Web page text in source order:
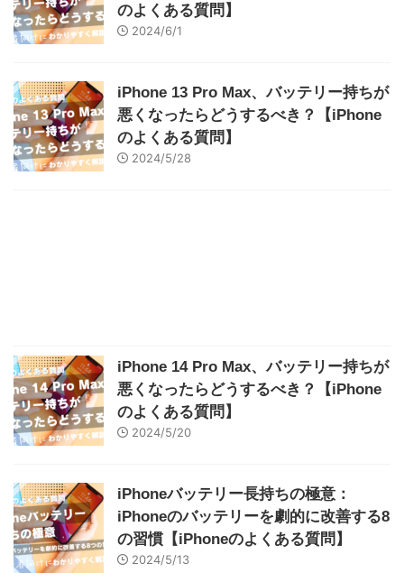
のよくある質問】
2024/6/1
iPhone 13 Pro Max、バッテリー持ちが
悪くなったらどうするべき？【iPhone
のよくある質問】
2024/5/28
iPhone 14 Pro Max、バッテリー持ちが
悪くなったらどうするべき？【iPhone
のよくある質問】
2024/5/20
iPhoneバッテリー長持ちの極意：
iPhoneのバッテリーを劇的に改善する8
の習慣【iPhoneのよくある質問】
2024/5/13